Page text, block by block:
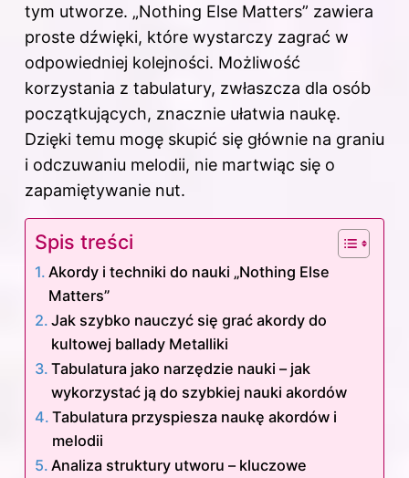
tym utworze. „Nothing Else Matters” zawiera
proste dźwięki, które wystarczy zagrać w
odpowiedniej kolejności. Możliwość
korzystania z tabulatury, zwłaszcza dla osób
początkujących, znacznie ułatwia naukę.
Dzięki temu mogę skupić się głównie na graniu
i odczuwaniu melodii, nie martwiąc się o
zapamiętywanie nut.
Spis treści
Akordy i techniki do nauki „Nothing Else
Matters”
Jak szybko nauczyć się grać akordy do
kultowej ballady Metalliki
Tabulatura jako narzędzie nauki – jak
wykorzystać ją do szybkiej nauki akordów
Tabulatura przyspiesza naukę akordów i
melodii
Analiza struktury utworu – kluczowe